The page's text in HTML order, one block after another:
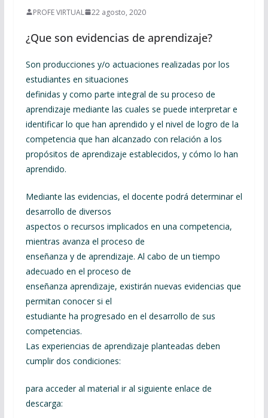
PROFE VIRTUAL 22 agosto, 2020
¿Que son evidencias de aprendizaje?
Son producciones y/o actuaciones realizadas por los
estudiantes en situaciones
definidas y como parte integral de su proceso de
aprendizaje mediante las cuales se puede interpretar e
identificar lo que han aprendido y el nivel de logro de la
competencia que han alcanzado con relación a los
propósitos de aprendizaje establecidos, y cómo lo han
aprendido.
Mediante las evidencias, el docente podrá determinar el
desarrollo de diversos
aspectos o recursos implicados en una competencia,
mientras avanza el proceso de
enseñanza y de aprendizaje. Al cabo de un tiempo
adecuado en el proceso de
enseñanza aprendizaje, existirán nuevas evidencias que
permitan conocer si el
estudiante ha progresado en el desarrollo de sus
competencias.
Las experiencias de aprendizaje planteadas deben
cumplir dos condiciones:
para acceder al material ir al siguiente enlace de
descarga: